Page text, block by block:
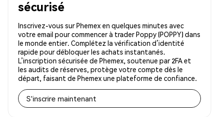
sécurisé
Inscrivez-vous sur Phemex en quelques minutes avec
votre email pour commencer à trader Poppy (POPPY) dans
le monde entier. Complétez la vérification d’identité
rapide pour débloquer les achats instantanés.
L’inscription sécurisée de Phemex, soutenue par 2FA et
les audits de réserves, protège votre compte dès le
départ, faisant de Phemex une plateforme de confiance.
S'inscrire maintenant